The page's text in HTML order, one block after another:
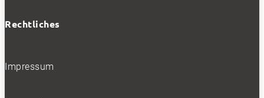
Rechtliches
Impressum